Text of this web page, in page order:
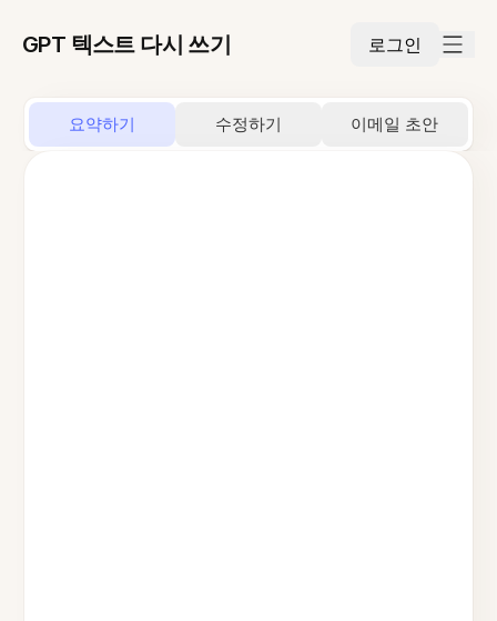
GPT 텍스트 다시 쓰기 로그인
요약하기 수정하기 이메일 초안